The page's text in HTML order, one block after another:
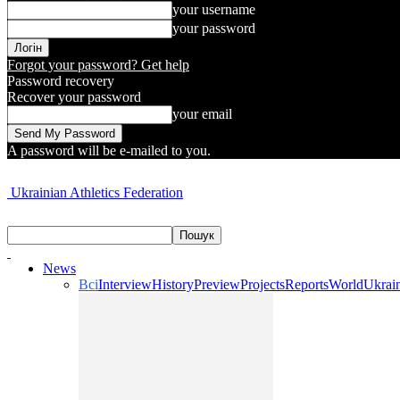
your username
your password
Forgot your password? Get help
Password recovery
Recover your password
your email
A password will be e-mailed to you.
Ukrainian Athletics Federation
News
ВсіInterviewHistoryPreviewProjectsReportsWorld